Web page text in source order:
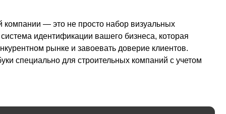
вашего бизнеса, которая
и завоевать доверие клиентов.
строительных компаний с учетом